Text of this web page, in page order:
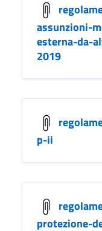
assunzioni-
esterna-da-
2019
p-ii
protezione-